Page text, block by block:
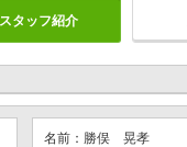
スタッフ紹介
名前：勝俣 晃孝